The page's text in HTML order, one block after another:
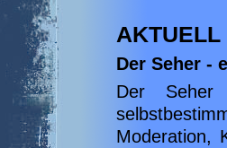
AKTUELL
Der Seher -
Der
Moderation,